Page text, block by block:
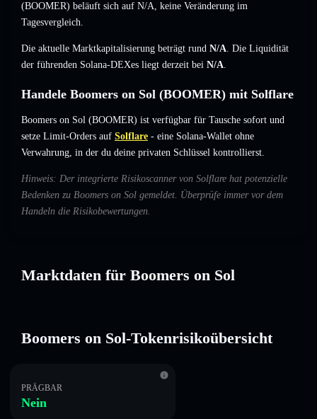
(BOOMER) beläuft sich auf N/A, keine Veränderung im
Tagesvergleich.
Die aktuelle Marktkapitalisierung beträgt rund N/A. Die Liquidität
der führenden Solana-DEXes liegt derzeit bei N/A.
Handele Boomers on Sol (BOOMER) mit Solflare
Boomers on Sol (BOOMER) ist verfügbar für Tausche sofort und
setze Limit-Orders auf Solflare - eine Solana-Wallet ohne
Verwahrung, in der du deine privaten Schlüssel kontrollierst.
Hinweis: Der integrierte Risikoscanner von Solflare hat potenzielle
Bedenken zu Boomers on Sol gemeldet. Überprüfe immer vor dem
Handeln die Risikobewertungen.
Marktdaten für Boomers on Sol
Boomers on Sol-Tokenrisikoübersicht
PRÄGBAR
Nein